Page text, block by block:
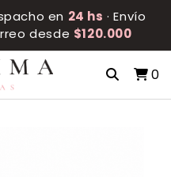
en 24 hs · Envío
desde $120.000
0